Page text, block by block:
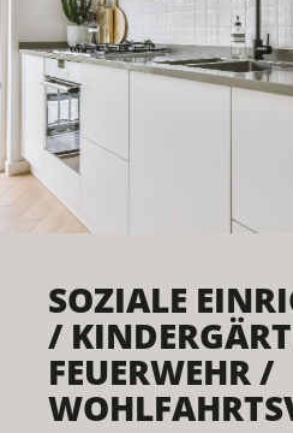
SOZIALE
/
FEUERWEHR /